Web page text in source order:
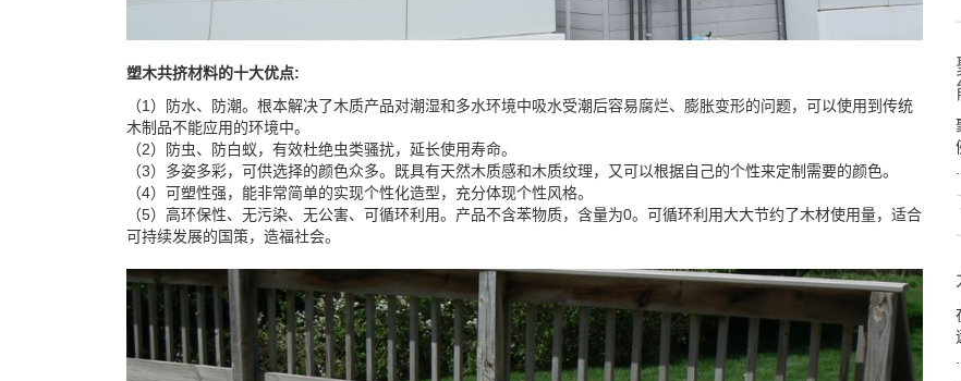
塑木共挤材料的十大优点:
（1）防水、防潮。根本解决了木质产品对潮湿和多水环境中吸水受潮后容易腐烂、膨胀变形的问题，可以使用到传统
木制品不能应用的环境中。
（2）防虫、防白蚁，有效杜绝虫类骚扰，延长使用寿命。
（3）多姿多彩，可供选择的颜色众多。既具有天然木质感和木质纹理，又可以根据自己的个性来定制需要的颜色。
（4）可塑性强，能非常简单的实现个性化造型，充分体现个性风格。
（5）高环保性、无污染、无公害、可循环利用。产品不含苯物质，含量为0。可循环利用大大节约了木材使用量，适合
可持续发展的国策，造福社会。